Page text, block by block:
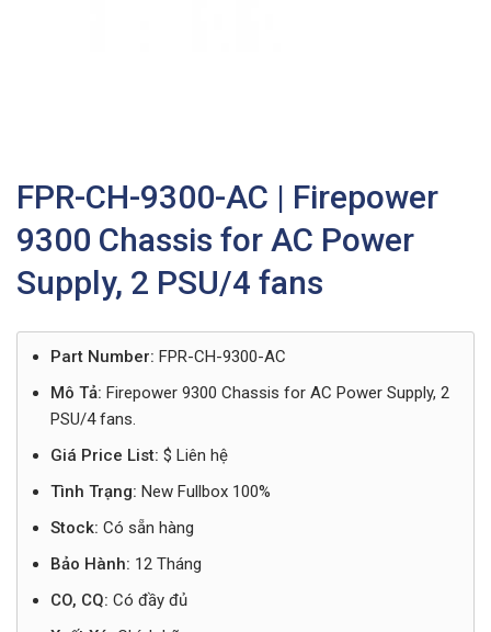
FPR-CH-9300-AC | Firepower
9300 Chassis for AC Power
Supply, 2 PSU/4 fans
Part Number: FPR-CH-9300-AC
Mô Tả: Firepower 9300 Chassis for AC Power Supply, 2
PSU/4 fans.
Giá Price List: $ Liên hệ
Tình Trạng: New Fullbox 100%
Stock: Có sẵn hàng
Bảo Hành: 12 Tháng
CO, CQ: Có đầy đủ